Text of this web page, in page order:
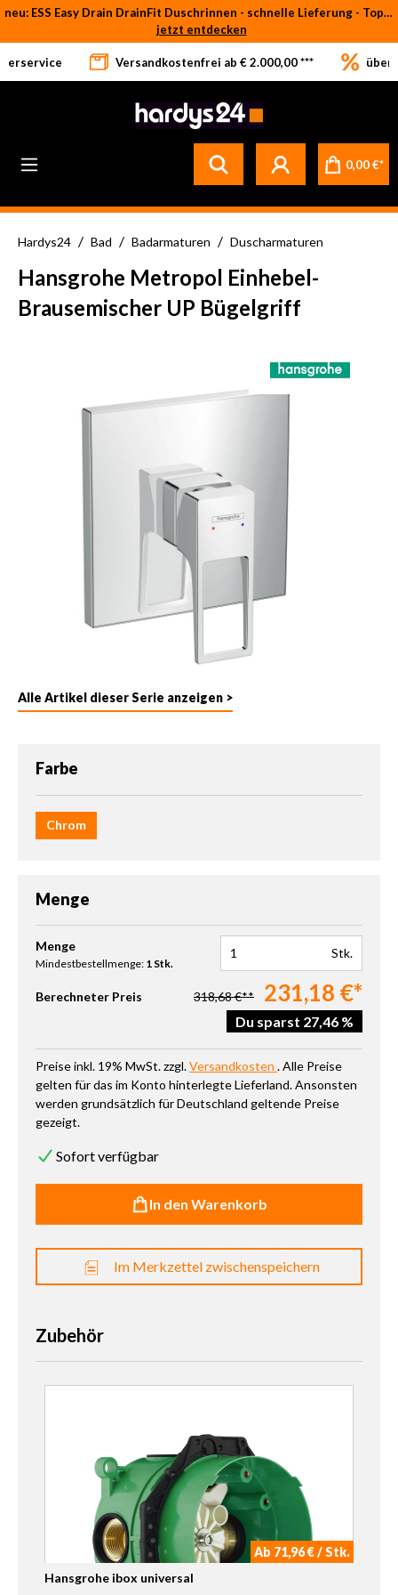
Zum Hauptinhalt springen
neu: ESS Easy Drain DrainFit Duschrinnen - schnelle Lieferung - Top-Preise
jetzt entdecken
Versandkostenfrei ab € 2.000,00 *** über
0,00 €*
Hardys24 / Bad / Badarmaturen / Duscharmaturen
Hansgrohe Metropol Einhebel-
Brausemischer UP Bügelgriff
Alle Artikel dieser Serie anzeigen >
Farbe
Chrom
Menge
Produkt Anzahl: Gib den gewünschten Wert ein oder benutze
Menge
Mindestbestellmenge: 1 Stk.
Stk.
Berechneter Preis 318,68 €** 231,18 €*
Du sparst 27,46 %
Preise inkl. 19% MwSt. zzgl.Versandkosten . Alle Preise
gelten für das im Konto hinterlegte Lieferland. Ansonsten
werden grundsätzlich für Deutschland geltende Preise
gezeigt.
Sofort verfügbar
In den Warenkorb
Im Merkzettel zwischenspeichern
Zubehör
Ab 71,96 € / Stk.
Hansgrohe ibox universal